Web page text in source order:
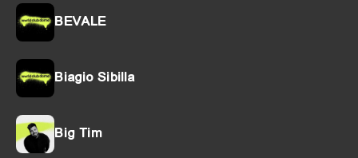
BEVALE
Biagio Sibilla
Big Tim